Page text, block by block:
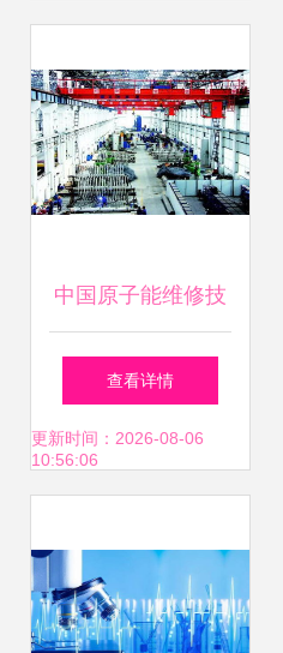
中国原子能维修技
术成就 世界第一，
美日望尘莫及
查看详情
更新时间：2026-08-06
10:56:06